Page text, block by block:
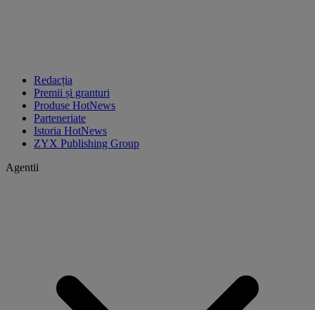
Redacția
Premii și granturi
Produse HotNews
Parteneriate
Istoria HotNews
ZYX Publishing Group
Agentii